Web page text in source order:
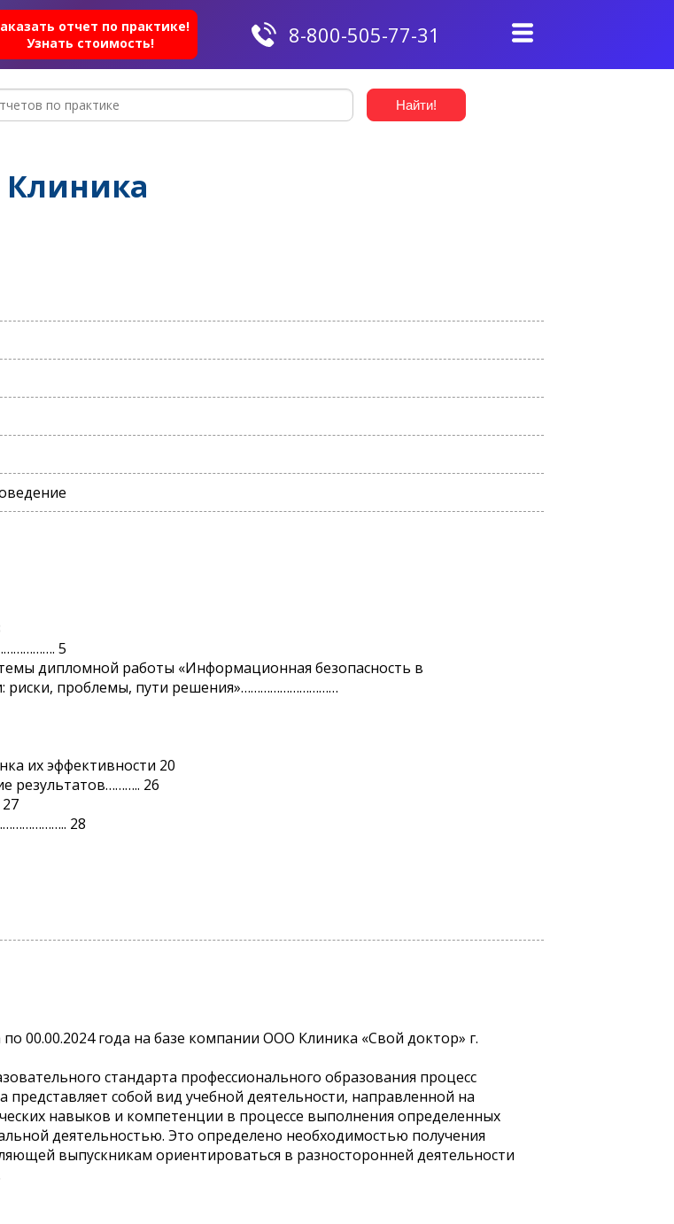
отчет по практике!
Узнать стоимость!
8-800-505-77-31
5
дипломной работы «Информационная безопасность в
риски, проблемы, пути решения»…………………………
их эффективности 20
результатов……….. 26
28
00.00.2024 года на базе компании ООО Клиника «Свой доктор» г.
стандарта профессионального образования процесс
собой вид учебной деятельности, направленной на
навыков и компетенции в процессе выполнения определенных
деятельностью. Это определено необходимостью получения
выпускникам ориентироваться в разносторонней деятельности